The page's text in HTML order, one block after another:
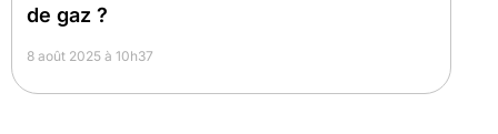
de gaz ?
8 août 2025 à 10h37